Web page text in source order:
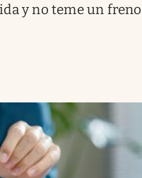
y no teme un freno